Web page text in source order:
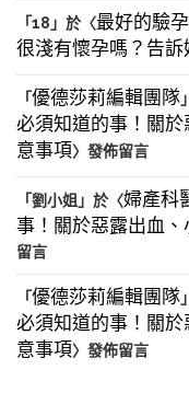
「18 」於〈最好的驗
很淺有懷孕嗎？告
「優德莎莉編輯團隊
必須知道的事！關
意事項〉發佈留言
「劉小姐」於〈婦產科
事！關於惡露出血
留言
「優德莎莉編輯團隊
必須知道的事！關
意事項〉發佈留言